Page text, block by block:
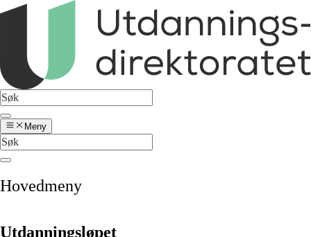
Meny
Hovedmeny
Utdanningsløpet